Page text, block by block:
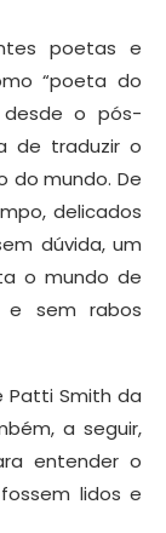
poetas e
“poeta do
desde o pós-
de traduzir o
do mundo. De
delicados
dúvida, um
o mundo de
e sem rabos
Patti Smith da
a seguir,
entender o
lidos e